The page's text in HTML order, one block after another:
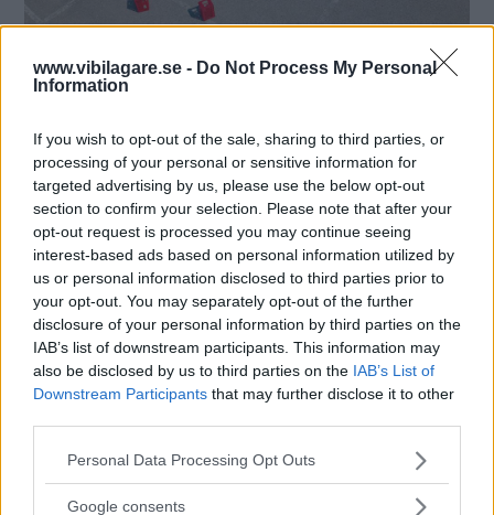
www.vibilagare.se - Do Not Process My Personal
Information
If you wish to opt-out of the sale, sharing to third parties, or
processing of your personal or sensitive information for
targeted advertising by us, please use the below opt-out
section to confirm your selection. Please note that after your
opt-out request is processed you may continue seeing
interest-based ads based on personal information utilized by
us or personal information disclosed to third parties prior to
your opt-out. You may separately opt-out of the further
disclosure of your personal information by third parties on the
IAB’s list of downstream participants. This information may
also be disclosed by us to third parties on the IAB’s List of
Downstream Participants that may further disclose it to other
Please note that this website/app uses one or more Google
not limited to your visit or usage behaviour. You may click to
Personal Data Processing Opt Outs
Google consents
Bagageutrymmet är i fokus när de tidigare
testvinnarna Volkswagen Golf, Toyota Corolla, Kia Ceed
2023 års stora kombitest. Häng med för nu blir det liv
i luckan!
Text
Anders Helgesson
Fotograf
Glenn Lindberg
Det här är en låst artikel.Logga in
att fortsätta läsa.